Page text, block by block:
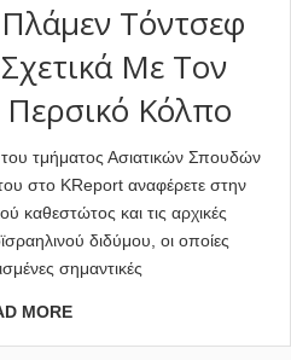
Τόντσεφ
Με Τον
Κόλπο
τμήματος Ασιατικών Σπουδών
στο KReport αναφέρετε στην
καθεστώτος και τις αρχικές
διδύμου, οι οποίες
σημαντικές
MORE